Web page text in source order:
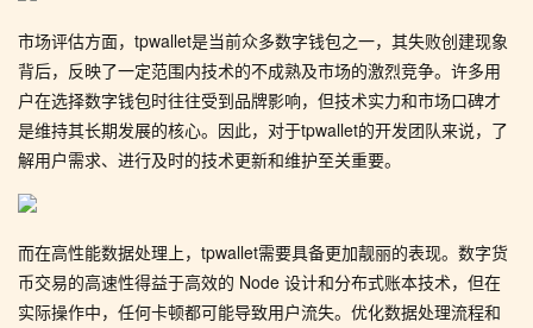
市场评估方面，tpwallet是当前众多数字钱包之一，其失败创建现象
背后，反映了一定范围内技术的不成熟及市场的激烈竞争。许多用
户在选择数字钱包时往往受到品牌影响，但技术实力和市场口碑才
是维持其长期发展的核心。因此，对于tpwallet的开发团队来说，了
解用户需求、进行及时的技术更新和维护至关重要。
而在高性能数据处理上，tpwallet需要具备更加靓丽的表现。数字货
币交易的高速性得益于高效的 Node 设计和分布式账本技术，但在
实际操作中，任何卡顿都可能导致用户流失。优化数据处理流程和